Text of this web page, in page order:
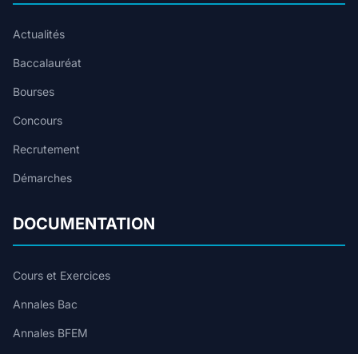
Actualités
Baccalauréat
Bourses
Concours
Recrutement
Démarches
DOCUMENTATION
Cours et Exercices
Annales Bac
Annales BFEM